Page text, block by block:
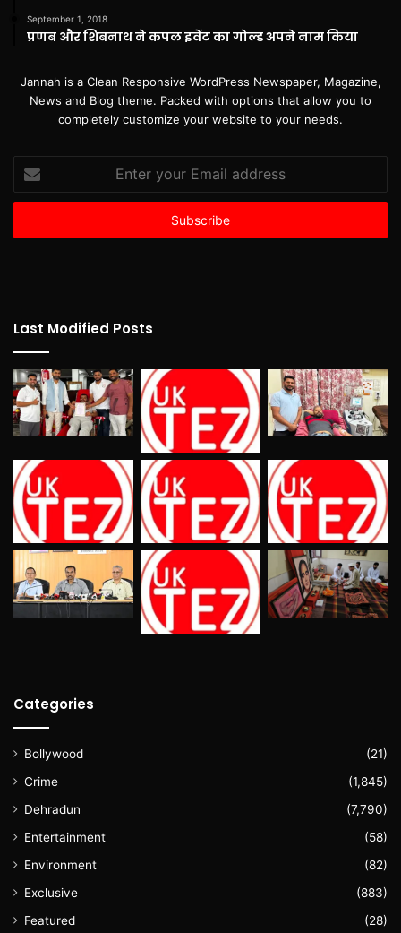
September 1, 2018
प्रणब और शिबनाथ ने कपल इवेंट का गोल्ड अपने नाम किया
Jannah is a Clean Responsive WordPress Newspaper, Magazine,
News and Blog theme. Packed with options that allow you to
completely customize your website to your needs.
your
Email
Last Modified Posts
Categories
Bollywood
(21)
Crime
(1,845)
Dehradun
(7,790)
Entertainment
(58)
Environment
(82)
Exclusive
(883)
Featured
(28)